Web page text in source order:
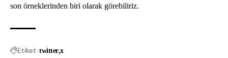
son örneklerinden biri olarak görebiliriz.
Etiket: twitter x